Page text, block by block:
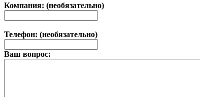
Компания: (необязательно)
Телефон: (необязательно)
Ваш вопрос: